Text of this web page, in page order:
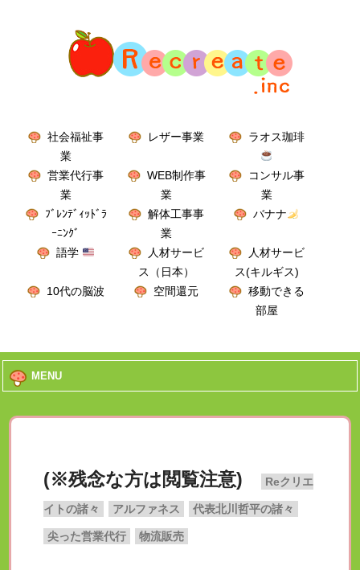
社会福祉事
業
レザー事業 ラオス珈琲
営業代行事
業
WEB制作事
業
コンサル事
業
ﾌﾞﾚﾝﾃﾞｨｯﾄﾞﾗ
ｰﾆﾝｸﾞ
解体工事事
業
バナナ
語学
人材サービ
ス（日本）
人材サービ
ス(キルギス)
10代の脳波
空間還元
移動できる
部屋
MENU
(※残念な方は閲覧注意) Reクリエ
イトの諸々 アルファネス 代表北川哲平の諸々
尖った営業代行 物流販売